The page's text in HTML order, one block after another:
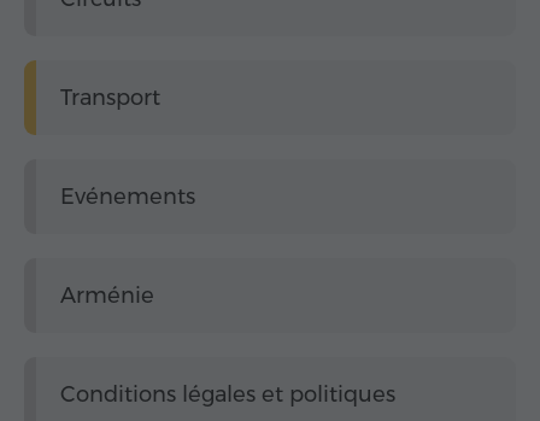
Transport
Evénements
Arménie
Conditions légales et politiques